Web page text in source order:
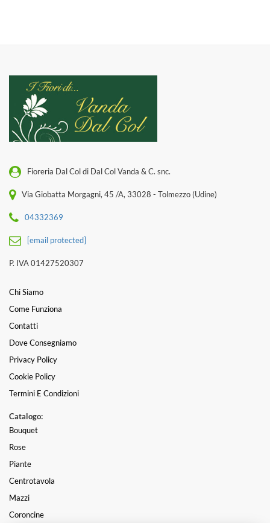
Fioreria Dal Col di Dal Col Vanda & C. snc.
Via Giobatta Morgagni, 45 /A, 33028 - Tolmezzo (Udine)
04332369
[email protected]
P. IVA 01427520307
Chi Siamo
Come Funziona
Contatti
Dove Consegniamo
Privacy Policy
Cookie Policy
Termini E Condizioni
Catalogo:
Bouquet
Rose
Piante
Centrotavola
Mazzi
Coroncine